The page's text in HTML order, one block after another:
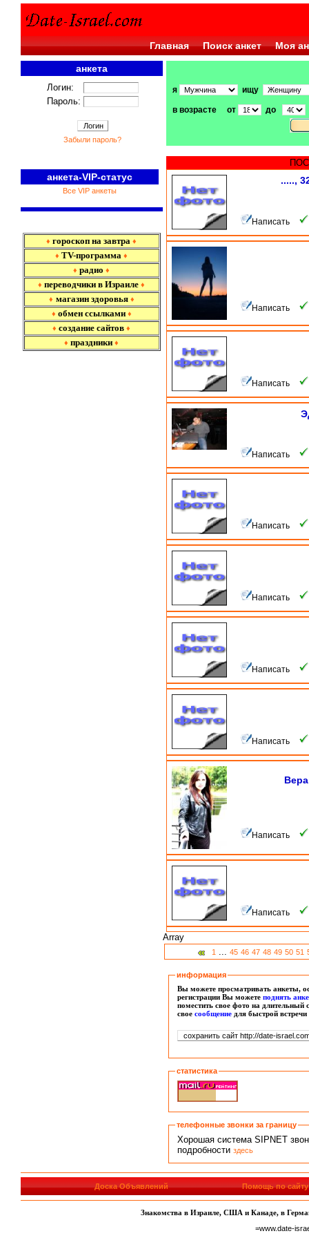
Главная Поиск анкет Моя
анкета
Логин:
Пароль:
Забыли пароль?
анкета-VIP-статус
Все VIP анкеты
♦ гороскоп на завтра ♦
♦ TV-программа ♦
♦ радио ♦
♦ переводчики в Израиле ♦
♦ магазин здоровья ♦
♦ обмен ссылками ♦
♦ создание сайтов ♦
♦ праздники ♦
я ищу
в возрасте от до
.....,
Написать
Написать
Написать
Написать
Написать
Написать
Написать
Написать
Написать
Написать
Array
1 ... 45 46 47 48 49 50 51
информация
Вы можете просматривать анкеты,
регистрации Вы можетеподнять
поместить свое фото на длительный
своесообщение для быстрой
статистика
телефонные звонки за границу
Хорошая система SIPNET
подробностиздесь
Доска Объявлений Помощь по сайту
Знакомства в Израиле, США и Канаде, в
=www.date-